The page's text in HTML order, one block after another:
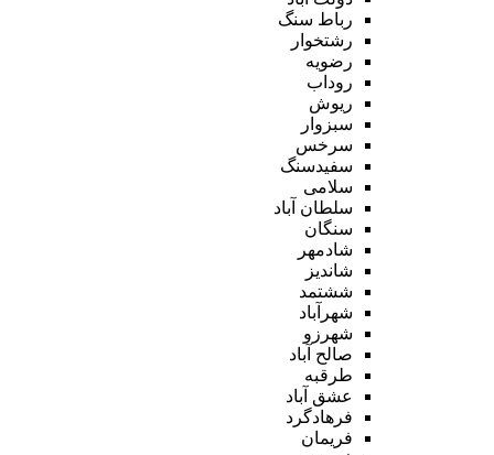
رباط سنگ
رشتخوار
رضویه
روداب
ریوش
سبزوار
سرخس
سفیدسنگ
سلامی
سلطان آباد
سنگان
شادمهر
شاندیز
ششتمد
شهرآباد
شهرزو
صالح آباد
طرقبه
عشق آباد
فرهادگرد
فریمان